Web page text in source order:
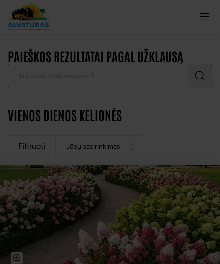
PAIEŠKOS REZULTATAI PAGAL UŽKLAUSĄ
VIENOS DIENOS KELIONĖS
Filtruoti jūsų pasirinkimas